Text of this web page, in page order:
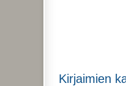
Kirjaimien